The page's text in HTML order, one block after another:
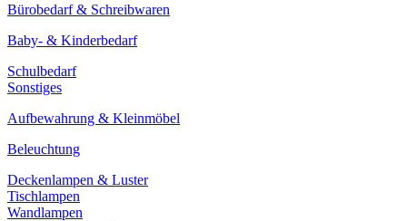
Bürobedarf & Schreibwaren
Baby- & Kinderbedarf
Schulbedarf
Sonstiges
Aufbewahrung & Kleinmöbel
Beleuchtung
Deckenlampen & Luster
Tischlampen
Wandlampen